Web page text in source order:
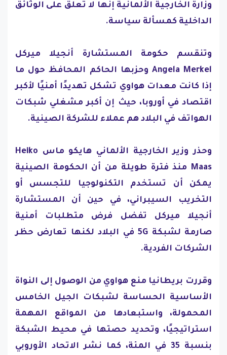
وزارة الخارجية الألمانية إنها لا تعلق على الوثائق
الداخلية كمسألة سياسة.
وتنقسم حكومة المستشارة أنجيلا ميركل
Angela Merkel وحزبها الحاكم المحافظ حول ما
إذا كانت معدات هواوي تشكل تهديدًا أمنيًا لأكبر
اقتصاد في أوروبا، حيث إن أكبر مشغلي شبكات
الهواتف في البلاد هم عملاء للشركة الصينية.
وحذر وزير الخارجية الألماني هايكو ماس Heiko
Maas منذ فترة طويلة من أن الحكومة الصينية
يمكن أن تستخدم التكنولوجيا للتجسس أو
التخريب السيبراني، في حين أن المستشارة
أنجيلا ميركل تفضل فرض متطلبات أمنية
صارمة لشبكة 5G في البلاد لكنها تعارض حظر
الشركات الفردية.
وقررت بريطانيا منع هواوي من الوصول إلى النواة
الأساسية الحساسة لشبكات الجيل الخامس
المحمولة، واستبعادها من المواقع المهمة
استراتيجيًا، وتحديد حصتها في محيط الشبكة
بنسبة 35 في المئة، كما نشر الاتحاد الأوروبي